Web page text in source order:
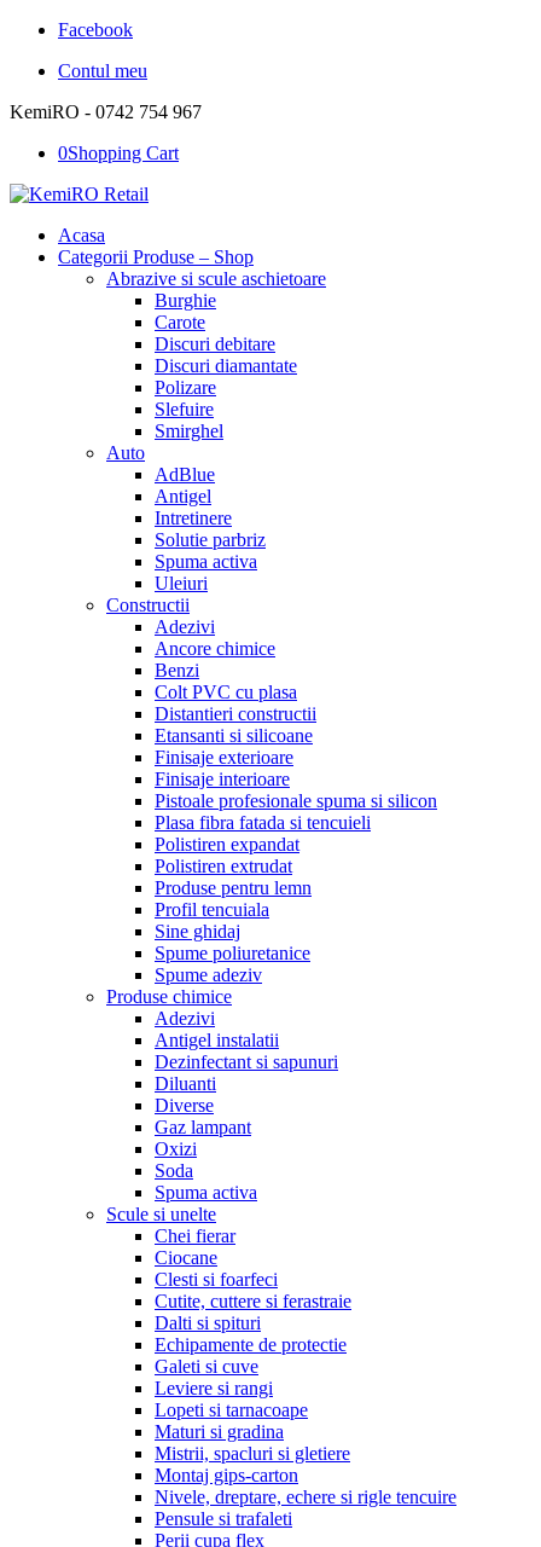
Facebook
Contul meu
KemiRO - 0742 754 967
0Shopping Cart
Acasa
Categorii Produse – Shop
Abrazive si scule aschietoare
Burghie
Carote
Discuri debitare
Discuri diamantate
Polizare
Slefuire
Smirghel
Auto
AdBlue
Antigel
Intretinere
Solutie parbriz
Spuma activa
Uleiuri
Constructii
Adezivi
Ancore chimice
Benzi
Colt PVC cu plasa
Distantieri constructii
Etansanti si silicoane
Finisaje exterioare
Finisaje interioare
Pistoale profesionale spuma si silicon
Plasa fibra fatada si tencuieli
Polistiren expandat
Polistiren extrudat
Produse pentru lemn
Profil tencuiala
Sine ghidaj
Spume poliuretanice
Spume adeziv
Produse chimice
Adezivi
Antigel instalatii
Dezinfectant si sapunuri
Diluanti
Diverse
Gaz lampant
Oxizi
Soda
Spuma activa
Scule si unelte
Chei fierar
Ciocane
Clesti si foarfeci
Cutite, cuttere si ferastraie
Dalti si spituri
Echipamente de protectie
Galeti si cuve
Leviere si rangi
Lopeti si tarnacoape
Maturi si gradina
Mistrii, spacluri si gletiere
Montaj gips-carton
Nivele, dreptare, echere si rigle tencuire
Pensule si trafaleti
Perii cupa flex